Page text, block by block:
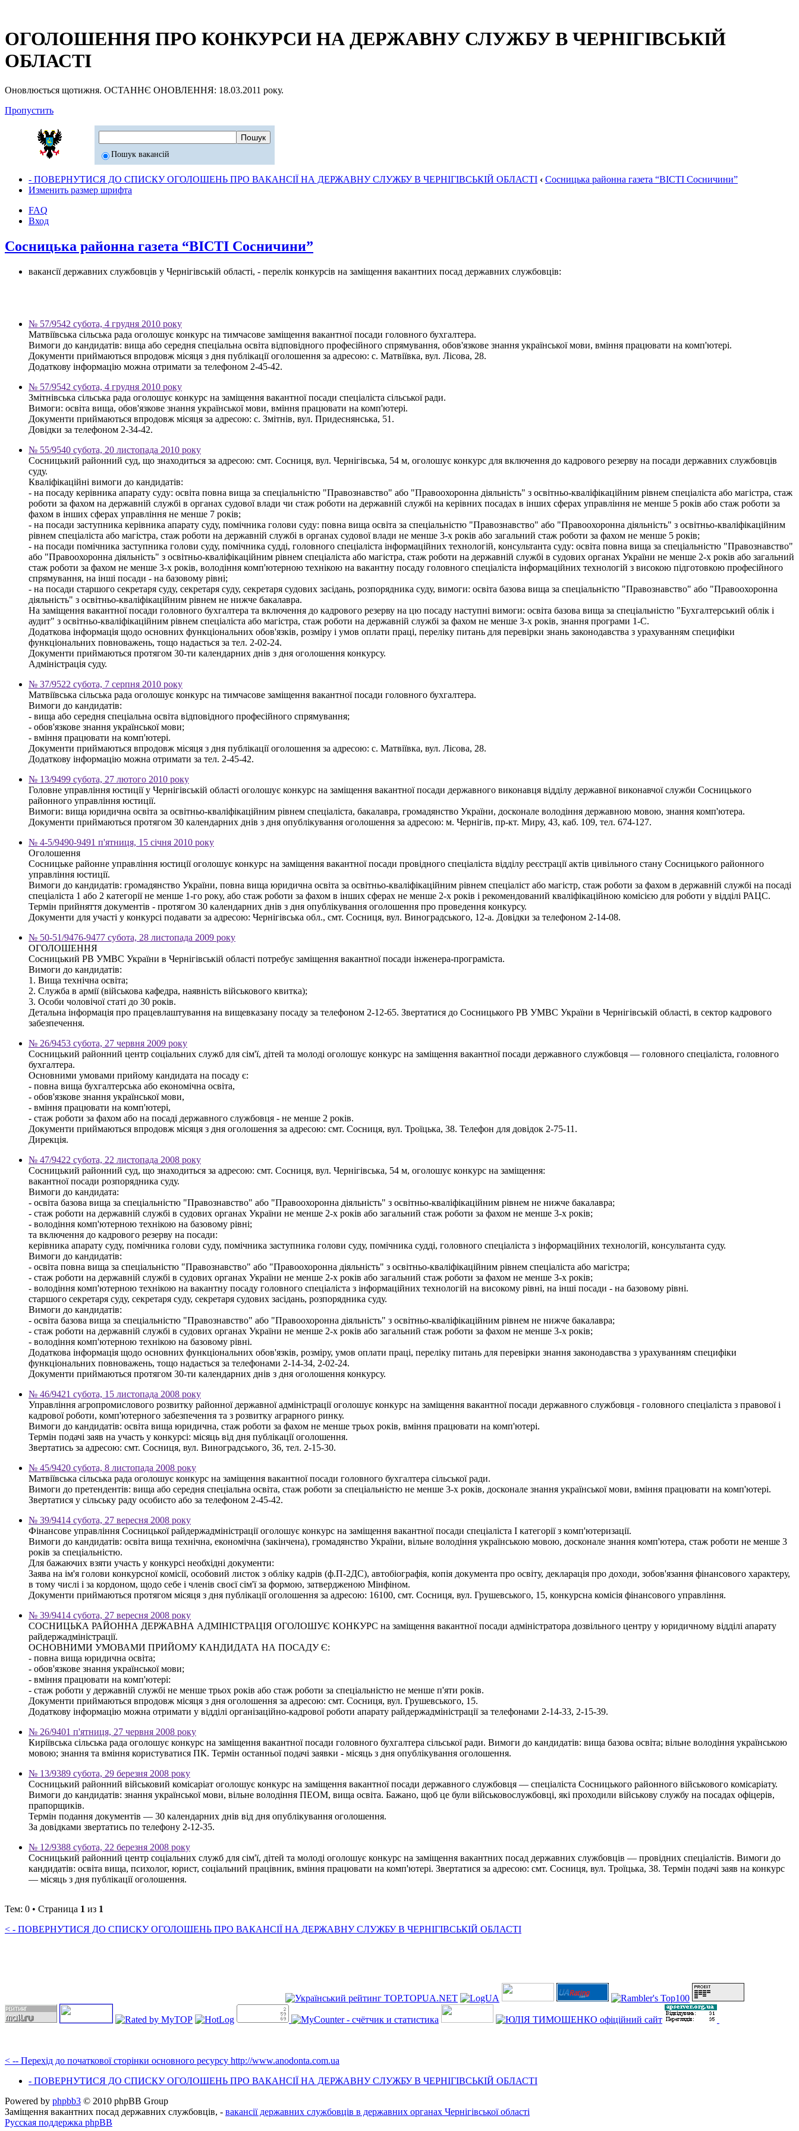
ОГОЛОШЕННЯ ПРО КОНКУРСИ НА ДЕРЖАВНУ СЛУЖБУ В ЧЕРНІГІВСЬКІЙ
ОБЛАСТІ
Оновлюється щотижня. ОСТАННЄ ОНОВЛЕННЯ: 18.03.2011 року.
Пропустить
Пошук вакансій
- ПОВЕРНУТИСЯ ДО СПИСКУ ОГОЛОШЕНЬ ПРО ВАКАНСІЇ НА ДЕРЖАВНУ СЛУЖБУ В ЧЕРНІГІВСЬКІЙ ОБЛАСТІ ‹ Сосницька районна газета “ВІСТІ Сосничини”
Изменить размер шрифта
FAQ
Вход
Сосницька районна газета “ВІСТІ Сосничини”
вакансії державних службовців у Чернігівській області, - перелік конкурсів на заміщення вакантних посад державних службовців:
№ 57/9542 субота, 4 грудня 2010 року
Матвіївська сільська рада оголошує конкурс на тимчасове заміщення вакантної посади головного бухгалтера.
Вимоги до кандидатів: вища або середня спеціальна освіта відповідного професійного спрямування, обов'язкове знання української мови, вміння працювати на комп'ютері.
Документи приймаються впродовж місяця з дня публікації оголошення за адресою: с. Матвіївка, вул. Лісова, 28.
Додаткову інформацію можна отримати за телефоном 2-45-42.
№ 57/9542 субота, 4 грудня 2010 року
Змітнівська сільська рада оголошує конкурс на заміщення вакантної посади спеціаліста сільської ради.
Вимоги: освіта вища, обов'язкове знання української мови, вміння працювати на комп'ютері.
Документи приймаються впродовж місяця за адресою: с. Змітнів, вул. Придеснянська, 51.
Довідки за телефоном 2-34-42.
№ 55/9540 субота, 20 листопада 2010 року
Сосницький районний суд, що знаходиться за адресою: смт. Сосниця, вул. Чернігівська, 54 м, оголошує конкурс для включення до кадрового резерву на посади державних службовців
суду.
Кваліфікаційні вимоги до кандидатів:
- на посаду керівника апарату суду: освіта повна вища за спеціальністю "Правознавство" або "Правоохоронна діяльність" з освітньо-кваліфікаційним рівнем спеціаліста або магістра, стаж
роботи за фахом на державній службі в органах судової влади чи стаж роботи на державній службі на керівних посадах в інших сферах управління не менше 5 років або стаж роботи за
фахом в інших сферах управління не менше 7 років;
- на посади заступника керівника апарату суду, помічника голови суду: повна вища освіта за спеціальністю "Правознавство" або "Правоохоронна діяльність" з освітньо-кваліфікаційним
рівнем спеціаліста або магістра, стаж роботи на державній службі в органах судової влади не менше 3-х років або загальний стаж роботи за фахом не менше 5 років;
- на посади помічника заступника голови суду, помічника судді, головного спеціаліста інформаційних технологій, консультанта суду: освіта повна вища за спеціальністю "Правознавство"
або "Правоохоронна діяльність" з освітньо-кваліфікаційним рівнем спеціаліста або магістра, стаж роботи на державній службі в судових органах України не менше 2-х років або загальний
стаж роботи за фахом не менше 3-х років, володіння комп'ютерною технікою на вакантну посаду головного спеціаліста інформаційних технологій з високою підготовкою професійного
спрямування, на інші посади - на базовому рівні;
- на посади старшого секретаря суду, секретаря суду, секретаря судових засідань, розпорядника суду, вимоги: освіта базова вища за спеціальністю "Правознавство" або "Правоохоронна
діяльність" з освітньо-кваліфікаційним рівнем не нижче бакалавра.
На заміщення вакантної посади головного бухгалтера та включення до кадрового резерву на цю посаду наступні вимоги: освіта базова вища за спеціальністю "Бухгалтерський облік і
аудит" з освітньо-кваліфікаційним рівнем спеціаліста або магістра, стаж роботи на державній службі за фахом не менше 3-х років, знання програми 1-С.
Додаткова інформація щодо основних функціональних обов'язків, розміру і умов оплати праці, переліку питань для перевірки знань законодавства з урахуванням специфіки
функціональних повноважень, тощо надається за тел. 2-02-24.
Документи приймаються протягом 30-ти календарних днів з дня оголошення конкурсу.
Адміністрація суду.
№ 37/9522 субота, 7 серпня 2010 року
Матвіївська сільська рада оголошує конкурс на тимчасове заміщення вакантної посади головного бухгалтера.
Вимоги до кандидатів:
- вища або середня спеціальна освіта відповідного професійного спрямування;
- обов'язкове знання української мови;
- вміння працювати на комп'ютері.
Документи приймаються впродовж місяця з дня публікації оголошення за адресою: с. Матвіївка, вул. Лісова, 28.
Додаткову інформацію можна отримати за тел. 2-45-42.
№ 13/9499 субота, 27 лютого 2010 року
Головне управління юстиції у Чернігівській області оголошує конкурс на заміщення вакантної посади державного виконавця відділу державної виконавчої служби Сосницького
районного управління юстиції.
Вимоги: вища юридична освіта за освітньо-кваліфікаційним рівнем спеціаліста, бакалавра, громадянство України, досконале володіння державною мовою, знання комп'ютера.
Документи приймаються протягом 30 календарних днів з дня опублікування оголошення за адресою: м. Чернігів, пр-кт. Миру, 43, каб. 109, тел. 674-127.
№ 4-5/9490-9491 п'ятниця, 15 січня 2010 року
Оголошення
Сосницьке районне управління юстиції оголошує конкурс на заміщення вакантної посади провідного спеціаліста відділу реєстрації актів цивільного стану Сосницького районного
управління юстиції.
Вимоги до кандидатів: громадянство України, повна вища юридична освіта за освітньо-кваліфікаційним рівнем спеціаліст або магістр, стаж роботи за фахом в державній службі на посаді
спеціаліста 1 або 2 категорії не менше 1-го року, або стаж роботи за фахом в інших сферах не менше 2-х років і рекомендований кваліфікаційною комісією для роботи у відділі РАЦС.
Термін прийняття документів - протягом 30 календарних днів з дня опублікування оголошення про проведення конкурсу.
Документи для участі у конкурсі подавати за адресою: Чернігівська обл., смт. Сосниця, вул. Виноградського, 12-а. Довідки за телефоном 2-14-08.
№ 50-51/9476-9477 субота, 28 листопада 2009 року
ОГОЛОШЕННЯ
Сосницький РВ УМВС України в Чернігівській області потребує заміщення вакантної посади інженера-програміста.
Вимоги до кандидатів:
1. Вища технічна освіта;
2. Служба в армії (військова кафедра, наявність військового квитка);
3. Особи чоловічої статі до 30 років.
Детальна інформація про працевлаштування на вищевказану посаду за телефоном 2-12-65. Звертатися до Сосницького РВ УМВС України в Чернігівській області, в сектор кадрового
забезпечення.
№ 26/9453 субота, 27 червня 2009 року
Сосницький районний центр соціальних служб для сім'ї, дітей та молоді оголошує конкурс на заміщення вакантної посади державного службовця — головного спеціаліста, головного
бухгалтера.
Основними умовами прийому кандидата на посаду є:
- повна вища бухгалтерська або економічна освіта,
- обов'язкове знання української мови,
- вміння працювати на комп'ютері,
- стаж роботи за фахом або на посаді державного службовця - не менше 2 років.
Документи приймаються впродовж місяця з дня оголошення за адресою: смт. Сосниця, вул. Троїцька, 38. Телефон для довідок 2-75-11.
Дирекція.
№ 47/9422 субота, 22 листопада 2008 року
Сосницький районний суд, що знаходиться за адресою: смт. Сосниця, вул. Чернігівська, 54 м, оголошує конкурс на заміщення:
вакантної посади розпорядника суду.
Вимоги до кандидата:
- освіта базова вища за спеціальністю "Правознавство" або "Правоохоронна діяльність" з освітньо-кваліфікаційним рівнем не нижче бакалавра;
- стаж роботи на державній службі в судових органах України не менше 2-х років або загальний стаж роботи за фахом не менше 3-х років;
- володіння комп'ютерною технікою на базовому рівні;
та включення до кадрового резерву на посади:
керівника апарату суду, помічника голови суду, помічника заступника голови суду, помічника судді, головного спеціаліста з інформаційних технологій, консультанта суду.
Вимоги до кандидатів:
- освіта повна вища за спеціальністю "Правознавство" або "Правоохоронна діяльність" з освітньо-кваліфікаційним рівнем спеціаліста або магістра;
- стаж роботи на державній службі в судових органах України не менше 2-х років або загальний стаж роботи за фахом не менше 3-х років;
- володіння комп'ютерною технікою на вакантну посаду головного спеціаліста з інформаційних технологій на високому рівні, на інші посади - на базовому рівні.
старшого секретаря суду, секретаря суду, секретаря судових засідань, розпорядника суду.
Вимоги до кандидатів:
- освіта базова вища за спеціальністю "Правознавство" або "Правоохоронна діяльність" з освітньо-кваліфікаційним рівнем не нижче бакалавра;
- стаж роботи на державній службі в судових органах України не менше 2-х років або загальний стаж роботи за фахом не менше 3-х років;
- володіння комп'ютерною технікою на базовому рівні.
Додаткова інформація щодо основних функціональних обов'язків, розміру, умов оплати праці, переліку питань для перевірки знання законодавства з урахуванням специфіки
функціональних повноважень, тощо надається за телефонами 2-14-34, 2-02-24.
Документи приймаються протягом 30-ти календарних днів з дня оголошення конкурсу.
№ 46/9421 субота, 15 листопада 2008 року
Управління агропромислового розвитку районної державної адміністрації оголошує конкурс на заміщення вакантної посади державного службовця - головного спеціаліста з правової і
кадрової роботи, комп'ютерного забезпечення та з розвитку аграрного ринку.
Вимоги до кандидатів: освіта вища юридична, стаж роботи за фахом не менше трьох років, вміння працювати на комп'ютері.
Термін подачі заяв на участь у конкурсі: місяць від дня публікації оголошення.
Звертатись за адресою: смт. Сосниця, вул. Виноградського, 36, тел. 2-15-30.
№ 45/9420 субота, 8 листопада 2008 року
Матвіївська сільська рада оголошує конкурс на заміщення вакантної посади головного бухгалтера сільської ради.
Вимоги до претендентів: вища або середня спеціальна освіта, стаж роботи за спеціальністю не менше 3-х років, досконале знання української мови, вміння працювати на комп'ютері.
Звертатися у сільську раду особисто або за телефоном 2-45-42.
№ 39/9414 субота, 27 вересня 2008 року
Фінансове управління Сосницької райдержадміністрації оголошує конкурс на заміщення вакантної посади спеціаліста І категорії з комп'ютеризації.
Вимоги до кандидатів: освіта вища технічна, економічна (закінчена), громадянство України, вільне володіння українською мовою, досконале знання комп'ютера, стаж роботи не менше 3
років за спеціальністю.
Для бажаючих взяти участь у конкурсі необхідні документи:
Заява на ім'я голови конкурсної комісії, особовий листок з обліку кадрів (ф.П-2ДС), автобіографія, копія документа про освіту, декларація про доходи, зобов'язання фінансового характеру,
в тому числі і за кордоном, щодо себе і членів своєї сім'ї за формою, затвердженою Мінфіном.
Документи приймаються протягом місяця з дня публікації оголошення за адресою: 16100, смт. Сосниця, вул. Грушевського, 15, конкурсна комісія фінансового управління.
№ 39/9414 субота, 27 вересня 2008 року
СОСНИЦЬКА РАЙОННА ДЕРЖАВНА АДМІНІСТРАЦІЯ ОГОЛОШУЄ КОНКУРС на заміщення вакантної посади адміністратора дозвільного центру у юридичному відділі апарату
райдержадміністрації.
ОСНОВНИМИ УМОВАМИ ПРИЙОМУ КАНДИДАТА НА ПОСАДУ Є:
- повна вища юридична освіта;
- обов'язкове знання української мови;
- вміння працювати на комп'ютері:
- стаж роботи у державній службі не менше трьох років або стаж роботи за спеціальністю не менше п'яти років.
Документи приймаються впродовж місяця з дня оголошення за адресою: смт. Сосниця, вул. Грушевського, 15.
Додаткову інформацію можна отримати у відділі організаційно-кадрової роботи апарату райдержадміністрації за телефонами 2-14-33, 2-15-39.
№ 26/9401 п'ятниця, 27 червня 2008 року
Киріївська сільська рада оголошує конкурс на заміщення вакантної посади головного бухгалтера сільської ради. Вимоги до кандидатів: вища базова освіта; вільне володіння українською
мовою; знання та вміння користуватися ПК. Термін останньої подачі заявки - місяць з дня опублікування оголошення.
№ 13/9389 субота, 29 березня 2008 року
Сосницький районний військовий комісаріат оголошує конкурс на заміщення вакантної посади державного службовця — спеціаліста Сосницького районного військового комісаріату.
Вимоги до кандидатів: знання української мови, вільне володіння ПЕОМ, вища освіта. Бажано, щоб це були військовослужбовці, які проходили військову службу на посадах офіцерів,
прапорщиків.
Термін подання документів — 30 календарних днів від дня опублікування оголошення.
За довідками звертатись по телефону 2-12-35.
№ 12/9388 субота, 22 березня 2008 року
Сосницький районний центр соціальних служб для сім'ї, дітей та молоді оголошує конкурс на заміщення вакантних посад державних службовців — провідних спеціалістів. Вимоги до
кандидатів: освіта вища, психолог, юрист, соціальний працівник, вміння працювати на комп'ютері. Звертатися за адресою: смт. Сосниця, вул. Троїцька, 38. Термін подачі заяв на конкурс
— місяць з дня публікації оголошення.
Тем: 0 • Страница 1 из 1
< - ПОВЕРНУТИСЯ ДО СПИСКУ ОГОЛОШЕНЬ ПРО ВАКАНСІЇ НА ДЕРЖАВНУ СЛУЖБУ В ЧЕРНІГІВСЬКІЙ ОБЛАСТІ
< -- Перехід до початкової сторінки основного ресурсу http://www.anodonta.com.ua
- ПОВЕРНУТИСЯ ДО СПИСКУ ОГОЛОШЕНЬ ПРО ВАКАНСІЇ НА ДЕРЖАВНУ СЛУЖБУ В ЧЕРНІГІВСЬКІЙ ОБЛАСТІ
Powered by phpbb3 © 2010 phpBB Group
Заміщення вакантних посад державних службовців, - вакансії державних службовців в державних органах Чернігівської області
Русская поддержка phpBB